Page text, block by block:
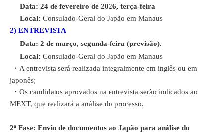
Data: 24 de fevereiro de 2026, terça-feira
Local: Consulado-Geral do Japão em Manaus
2) ENTREVISTA
Data: 2 de março, segunda-feira (previsão).
Local: Consulado-Geral do Japão em Manaus
・A entrevista será realizada integralmente em inglês ou em
japonês;
・Os candidatos aprovados na entrevista serão indicados ao
MEXT, que realizará a análise do processo.
2ª Fase: Envio de documentos ao Japão para análise do